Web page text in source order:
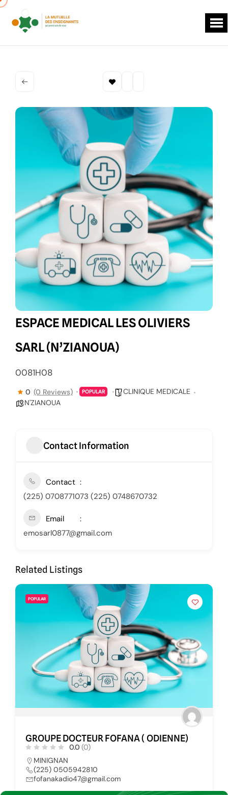
ESPACE MEDICAL LES OLIVIERS
SARL (N’ZIANOUA)
0081H08
0 (0 Reviews) POPULAR
CLINIQUE MEDICALE
N'ZIANOUA
Contact Information
Contact
(225) 0708771073 (225) 0748670732
Email
emosarl0877@gmail.com
Related Listings
POPULAR
GROUPE DOCTEUR FOFANA ( ODIENNE)
0.0 (0)
MINIGNAN
(225) 0505942810
fofanakadio47@gmail.com